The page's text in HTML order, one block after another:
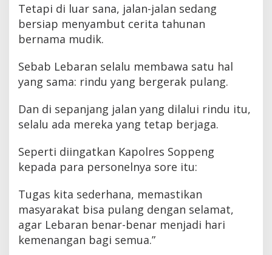
Tetapi di luar sana, jalan-jalan sedang
bersiap menyambut cerita tahunan
bernama mudik.
Sebab Lebaran selalu membawa satu hal
yang sama: rindu yang bergerak pulang.
Dan di sepanjang jalan yang dilalui rindu itu,
selalu ada mereka yang tetap berjaga.
Seperti diingatkan Kapolres Soppeng
kepada para personelnya sore itu:
Tugas kita sederhana, memastikan
masyarakat bisa pulang dengan selamat,
agar Lebaran benar-benar menjadi hari
kemenangan bagi semua.”